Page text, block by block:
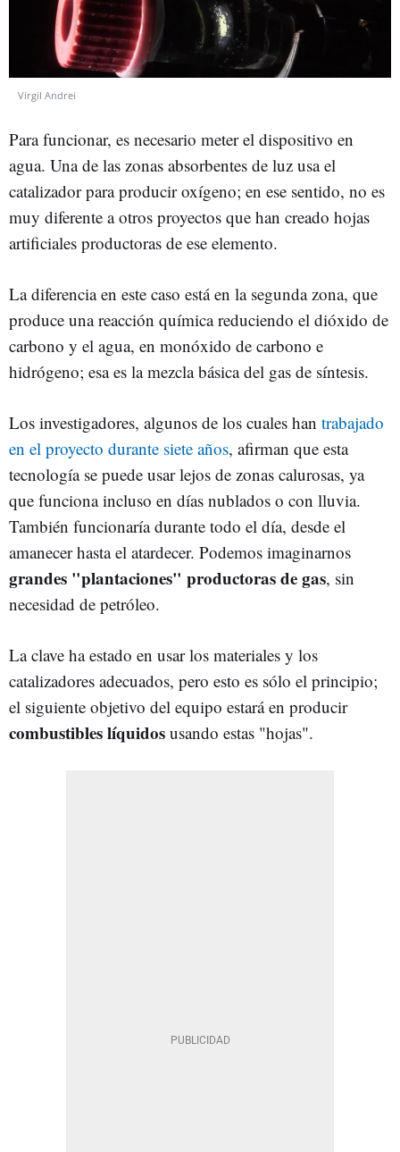
Virgil Andrei
Para funcionar, es necesario meter el dispositivo en
agua. Una de las zonas absorbentes de luz usa el
catalizador para producir oxígeno; en ese sentido, no es
muy diferente a otros proyectos que han creado hojas
artificiales productoras de ese elemento.
La diferencia en este caso está en la segunda zona, que
produce una reacción química reduciendo el dióxido de
carbono y el agua, en monóxido de carbono e
hidrógeno; esa es la mezcla básica del gas de síntesis.
Los investigadores, algunos de los cuales han trabajado
en el proyecto durante siete años, afirman que esta
tecnología se puede usar lejos de zonas calurosas, ya
que funciona incluso en días nublados o con lluvia.
También funcionaría durante todo el día, desde el
amanecer hasta el atardecer. Podemos imaginarnos
grandes "plantaciones" productoras de gas, sin
necesidad de petróleo.
La clave ha estado en usar los materiales y los
catalizadores adecuados, pero esto es sólo el principio;
el siguiente objetivo del equipo estará en producir
combustibles líquidos usando estas "hojas".